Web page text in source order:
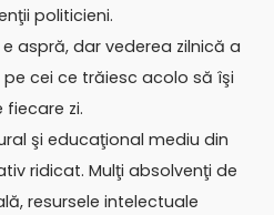
politicieni.
aspră, dar vederea zilnică a
cei ce trăiesc acolo să îşi
zi.
şi educaţional mediu din
ridicat. Mulţi absolvenţi de
resursele intelectuale